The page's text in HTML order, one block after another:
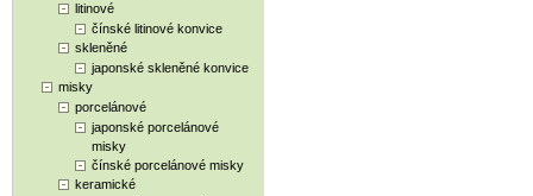
litinové
čínské litinové konvice
skleněné
japonské skleněné konvice
misky
porcelánové
japonské porcelánové
misky
čínské porcelánové misky
keramické